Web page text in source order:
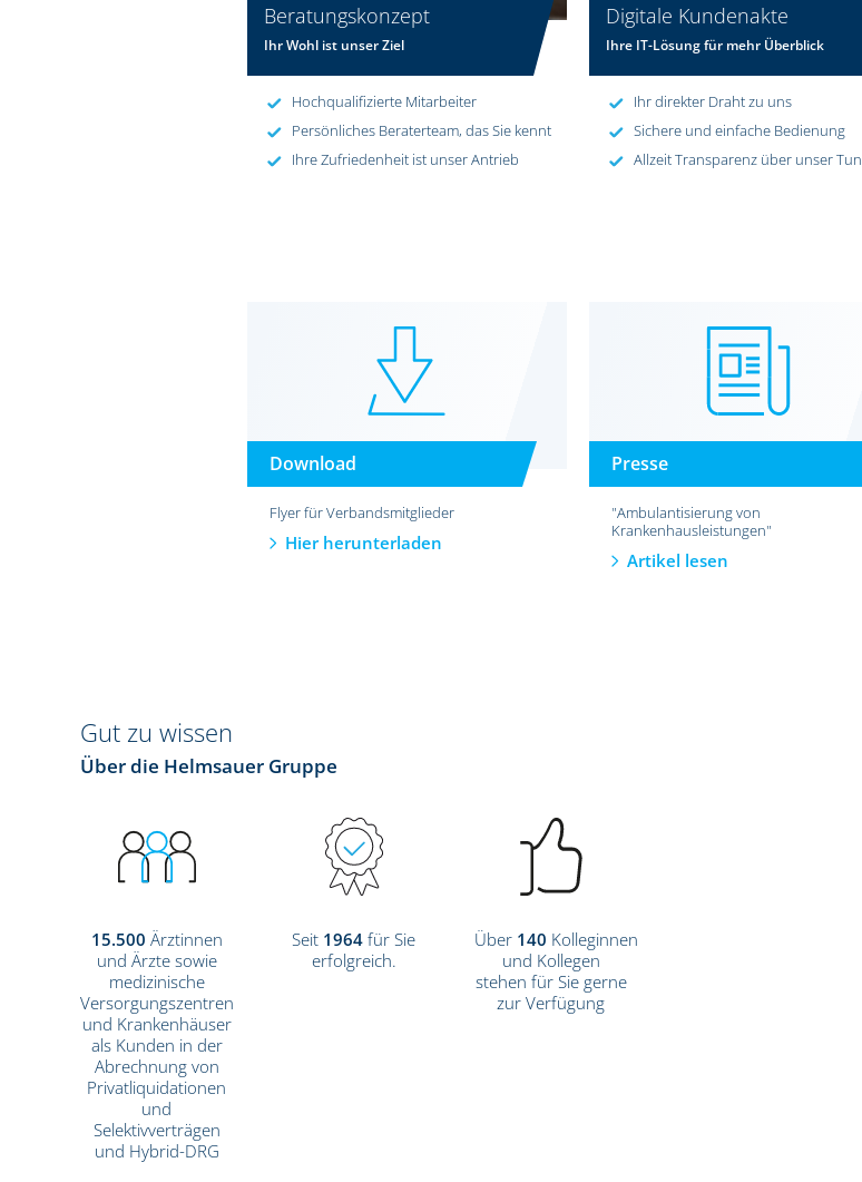
Beratungskonzept
Ihr Wohl ist unser Ziel
Hochqualifizierte Mitarbeiter
Persönliches Beraterteam, das Sie kennt
Ihre Zufriedenheit ist unser Antrieb
Digitale Kundenakte
Ihre IT-Lösung für mehr Überblick
Ihr direkter Draht zu uns
Sichere und einfache Bedienung
Allzeit Transparenz über unser Tun
Download
Flyer für Verbandsmitglieder
Hier herunterladen
Presse
"Ambulantisierung von
Krankenhausleistungen"
Artikel lesen
Gut zu wissen
Über die Helmsauer Gruppe
15.500 Ärztinnen
und Ärzte sowie
medizinische
Versorgungszentren
und Krankenhäuser
als Kunden in der
Abrechnung von
Privatliquidationen
und
Selektivverträgen
und Hybrid-DRG
Seit 1964 für Sie
erfolgreich.
Über 140 Kolleginnen
und Kollegen
stehen für Sie gerne
zur Verfügung